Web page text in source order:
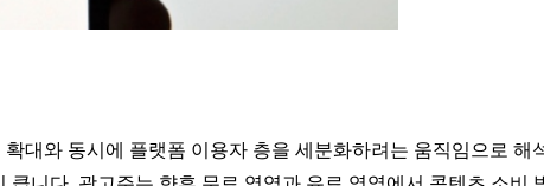
대와 동시에 플랫폼 이용자 층을 세분화하려는 움직임으로